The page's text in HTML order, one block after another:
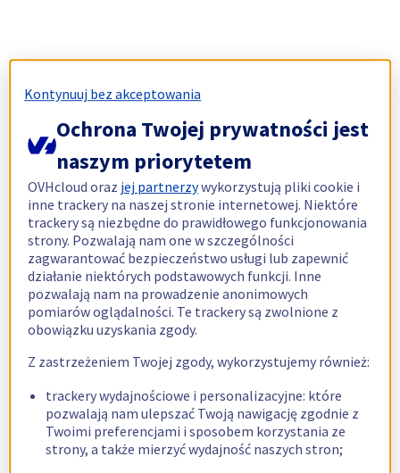
Kontynuuj bez akceptowania
Ochrona Twojej prywatności jest
naszym priorytetem
OVHcloud oraz jej partnerzywykorzystują pliki cookie i
inne trackery na naszej stronie internetowej. Niektóre
trackery są niezbędne do prawidłowego funkcjonowania
strony. Pozwalają nam one w szczególności
zagwarantować bezpieczeństwo usługi lub zapewnić
działanie niektórych podstawowych funkcji. Inne
pozwalają nam na prowadzenie anonimowych
pomiarów oglądalności. Te trackery są zwolnione z
obowiązku uzyskania zgody.
Z zastrzeżeniem Twojej zgody, wykorzystujemy również:
trackery wydajnościowe i personalizacyjne: które
pozwalają nam ulepszać Twoją nawigację zgodnie z
Twoimi preferencjami i sposobem korzystania ze
strony, a także mierzyć wydajność naszych stron;